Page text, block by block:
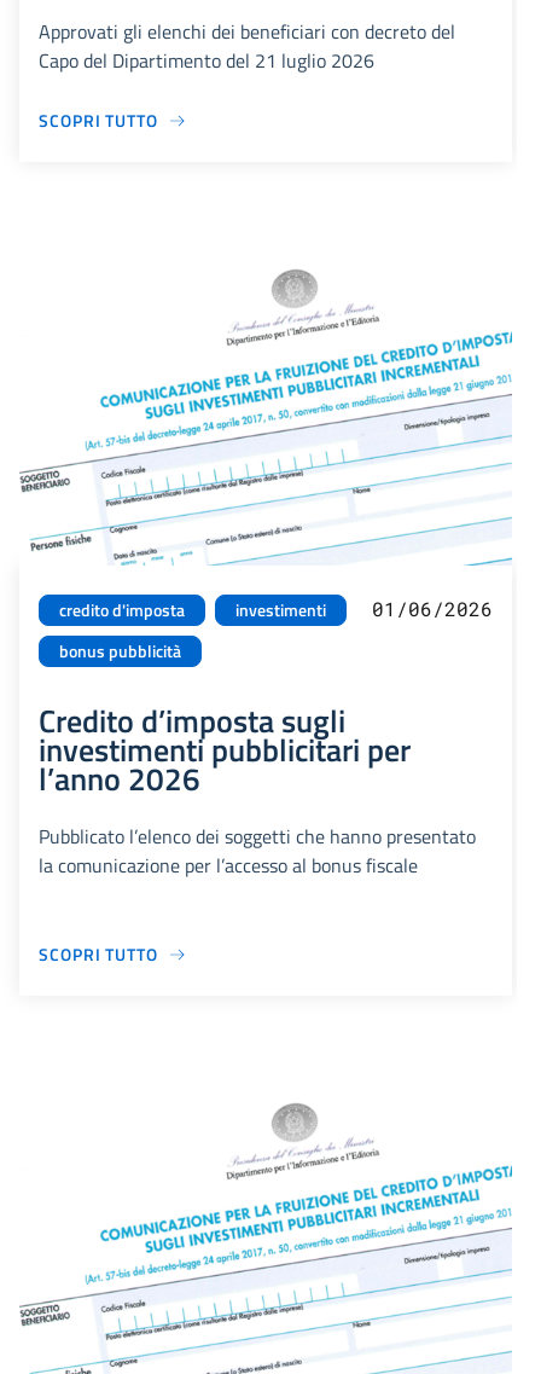
Approvati gli elenchi dei beneficiari con decreto del
Capo del Dipartimento del 21 luglio 2026
SCOPRI TUTTO
credito d'imposta
investimenti
bonus pubblicità
01/06/2026
Credito d’imposta sugli
investimenti pubblicitari per
l’anno 2026
Pubblicato l’elenco dei soggetti che hanno presentato
la comunicazione per l’accesso al bonus fiscale
SCOPRI TUTTO